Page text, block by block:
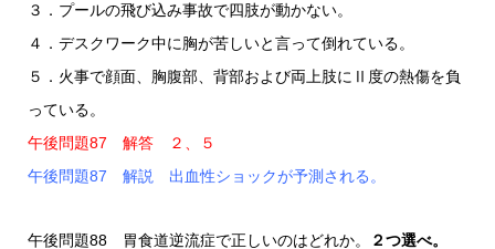
３．プールの飛び込み事故で四肢が動かない。
４．デスクワーク中に胸が苦しいと言って倒れている。
５．火事で顔面、胸腹部、背部および両上肢にⅡ度の熱傷を負
っている。
午後問題87 解答 ２、５
午後問題87 解説 出血性ショックが予測される。
午後問題88 胃食道逆流症で正しいのはどれか。
２つ選べ。